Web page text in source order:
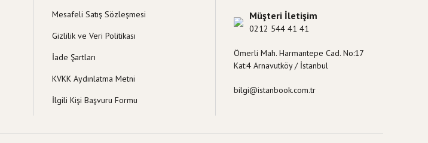
Mesafeli Satış Sözleşmesi
Gizlilik ve Veri Politikası
İade Şartları
KVKK Aydınlatma Metni
İlgili Kişi Başvuru Formu
Müşteri İletişim
0212 544 41 41
Ömerli Mah. Harmantepe Cad. No:17
Kat:4 Arnavutköy / İstanbul
bilgi@istanbook.com.tr